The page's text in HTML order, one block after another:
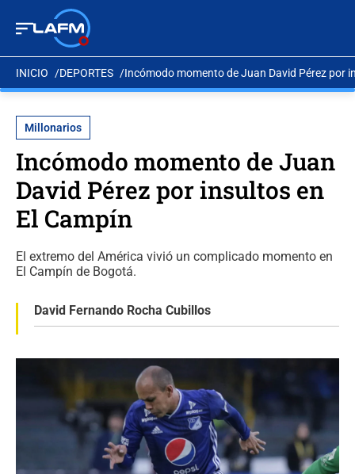
INICIO DEPORTES Incómodo momento de Juan David Pérez por
Millonarios
Incómodo momento de Juan
David Pérez por insultos en
El Campín
El extremo del América vivió un complicado momento en
El Campín de Bogotá.
David Fernando Rocha Cubillos